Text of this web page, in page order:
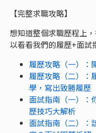
【完整求職攻略】
想知道整個求職歷程上
以看看我們的履歷+面試
履歷攻略（一）：
履歷攻略（二）：
學，寫出致勝履歷
面試指南（一）：
歷技巧大解析
面試指南（二）：